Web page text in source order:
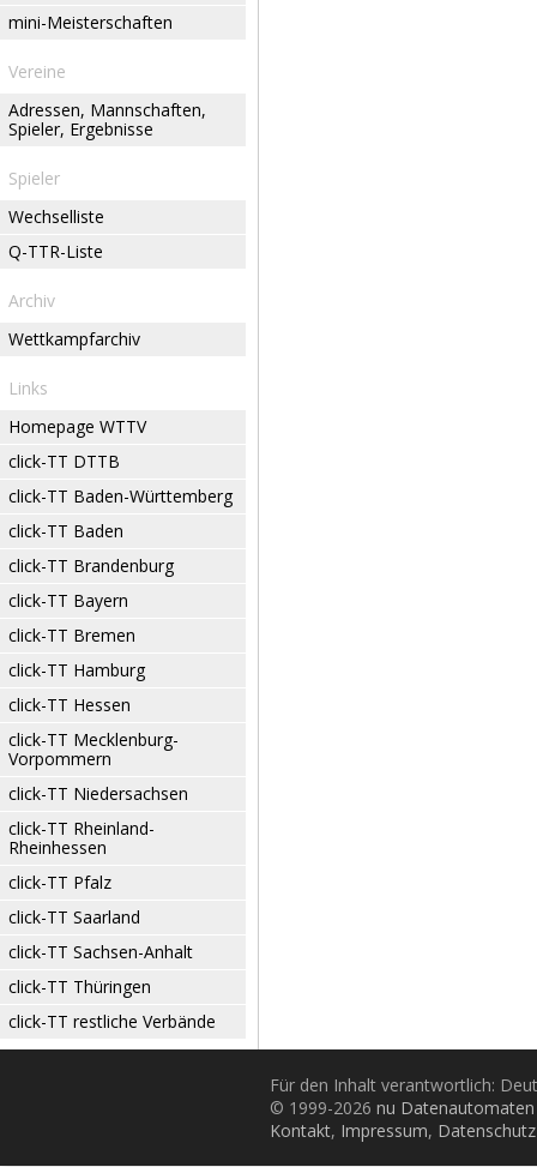
mini-Meisterschaften
Vereine
Adressen, Mannschaften,
Spieler, Ergebnisse
Spieler
Wechselliste
Q-TTR-Liste
Archiv
Wettkampfarchiv
Links
Homepage WTTV
click-TT DTTB
click-TT Baden-Württemberg
click-TT Baden
click-TT Brandenburg
click-TT Bayern
click-TT Bremen
click-TT Hamburg
click-TT Hessen
click-TT Mecklenburg-
Vorpommern
click-TT Niedersachsen
click-TT Rheinland-
Rheinhessen
click-TT Pfalz
click-TT Saarland
click-TT Sachsen-Anhalt
click-TT Thüringen
click-TT restliche Verbände
Für den Inhalt verantwortlich:
© 1999-2026 nu
Kontakt, Impressum, Datenschutz